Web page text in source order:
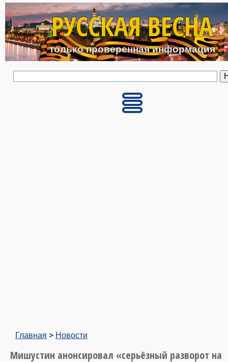
Перейти к основному
РУССКАЯ ВЕСНА
только проверенная информация
Главная > Новости
Мишустин анонсировал «серьёзный разворот на